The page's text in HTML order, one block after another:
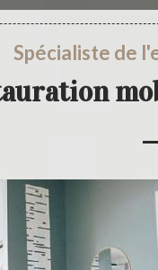
Spécialiste de